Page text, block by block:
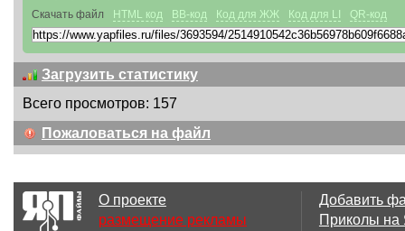
Скачать файл HTML код BB-код Код для ЖЖ Код для LI QR-код
Загрузить статистику
Всего просмотров: 157
Пожаловаться на файл
О проекте
размещение рекламы
Добавить
Приколы